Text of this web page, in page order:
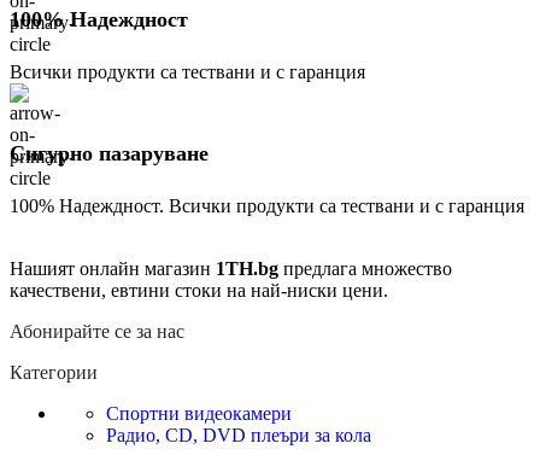
100% Надеждност
Всички продукти са тествани и с гаранция
Сигурно пазаруване
100% Надеждност. Всички продукти са тествани и с гаранция
Нашият онлайн магазин 1TH.bg предлага множество
качествени, евтини стоки на най-ниски цени.
Абонирайте се за нас
Категории
Спортни видеокамери
Радио, CD, DVD плеъри за кола